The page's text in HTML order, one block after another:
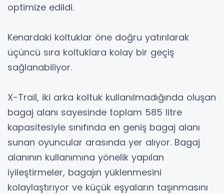
optimize edildi.
Kenardaki koltuklar öne doğru yatırılarak
üçüncü sıra koltuklara kolay bir geçiş
sağlanabiliyor.
X-Trail, iki arka koltuk kullanılmadığında oluşan
bagaj alanı sayesinde toplam 585 litre
kapasitesiyle sınıfında en geniş bagaj alanı
sunan oyuncular arasında yer alıyor. Bagaj
alanının kullanımına yönelik yapılan
iyileştirmeler, bagajın yüklenmesini
kolaylaştırıyor ve küçük eşyaların taşınmasını